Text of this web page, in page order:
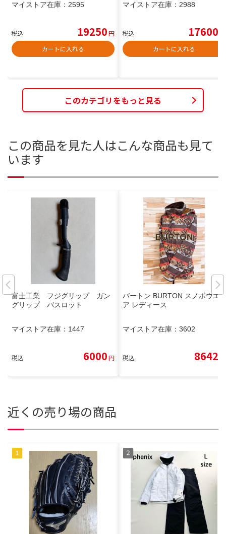
マイストア在庫： 2595
税込 19250円
カートに入れる
マイストア在庫： 2988
税込 17600
カートに入れる
このカテゴリをもっと見る
この商品を見た人はこんな商品も見て
います
富士工業 フジグリップ ガン
グリップ バスロット
マイストア在庫： 1447
税込 6000円
バートン BURTON スノボウエ
ア レディース
マイストア在庫： 3602
税込 8642
近くの売り場の商品